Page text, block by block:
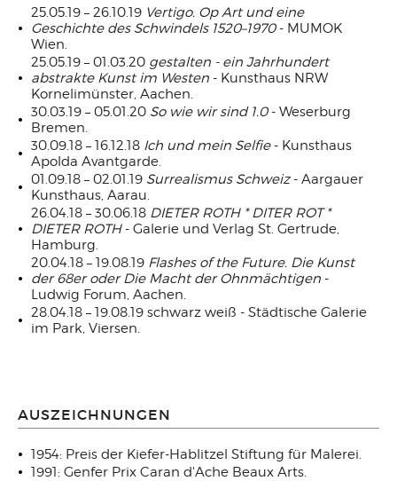
25.05.19 – 26.10.19 Vertigo. Op Art und eine
Geschichte des Schwindels 1520–1970- MUMOK
Wien.
25.05.19 – 01.03.20 gestalten - ein Jahrhundert
abstrakte Kunst im Westen - Kunsthaus NRW
Kornelimünster, Aachen.
30.03.19 – 05.01.20 So wie wir sind 1.0- Weserburg
Bremen.
30.09.18 – 16.12.18 Ich und mein Selfie- Kunsthaus
Apolda Avantgarde.
01.09.18 – 02.01.19 Surrealismus Schweiz- Aargauer
Kunsthaus, Aarau.
26.04.18 – 30.06.18 DIETER ROTH * DITER ROT *
DIETER ROTH- Galerie und Verlag St. Gertrude,
Hamburg.
20.04.18 – 19.08.19 Flashes of the Future. Die Kunst
der 68er oder Die Macht der Ohnmächtigen -
Ludwig Forum, Aachen.
28.04.18 – 19.08.19 schwarz weiß - Städtische Galerie
im Park, Viersen.
AUSZEICHNUNGEN
1954: Preis der Kiefer-Hablitzel Stiftung für Malerei.
1991: Genfer Prix Caran d'Ache Beaux Arts.